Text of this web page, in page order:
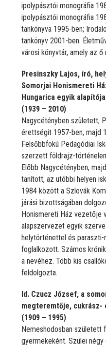
ipolypásztói monográfia
ipolypásztói monográfia
tankönyva 1995-ben;
tankönyv 2001-ben.
városi könyvtár, amely az ő
Presinszky Lajos, író,
Somorjai Honismereti
Hungarica egyik alapítója
(1939 – 2010)
Nagycétényben született,
érettségit 1957-ben, majd
Felsőbbfokú Pedagódiai
szerzett földrajz-
Előbb Nagycétényben,
tanított, az utóbbi helyen
1984 között a Szlovák
járási bizottságában
Honismereti Ház vezetője
alapszervezet egyik
helytörténettel és paraszti-
foglalkozott. Számos
a nevéhez. Több kis
feldolgozta.
Id. Czucz József, a
megteremtője, cukrász-
(1909 – 1995)
Nemeshodosban született
gyermekeként. Szülei